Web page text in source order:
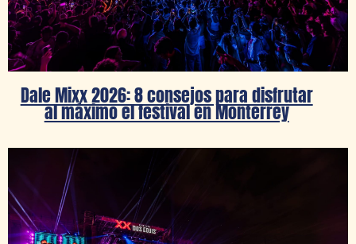
Dale Mixx 2026: 8 consejos para disfrutar
al máximo el festival en Monterrey